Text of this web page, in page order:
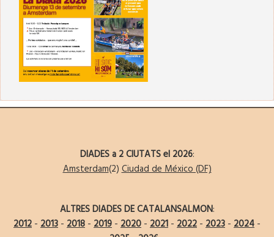
DIADES a 2 CIUTATS el 2026:
Amsterdam(2)Ciudad de México (DF)
ALTRES DIADES DE CATALANSALMON:
2012 - 2013 - 2018 - 2019 - 2020 - 2021 - 2022 - 2023 - 2024 -